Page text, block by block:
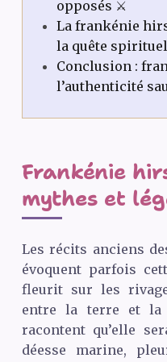
opposés ⚔️
La frankénie
la quête
Conclusion :
l’authenticité
Frankénie
mythes et
Les récits anciens
évoquent parfois
fleurit sur les
entre la terre et la
racontent qu’elle
déesse marine,